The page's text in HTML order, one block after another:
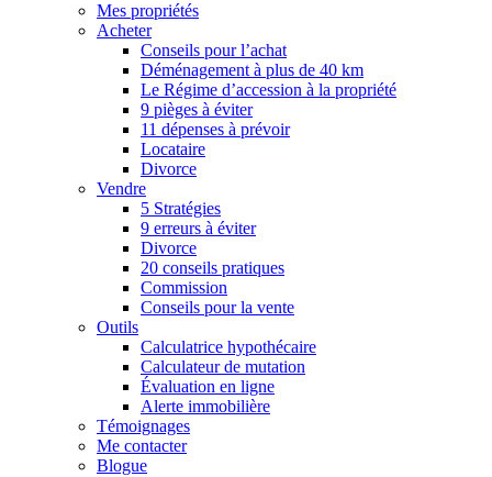
Mes propriétés
Acheter
Conseils pour l’achat
Déménagement à plus de 40 km
Le Régime d’accession à la propriété
9 pièges à éviter
11 dépenses à prévoir
Locataire
Divorce
Vendre
5 Stratégies
9 erreurs à éviter
Divorce
20 conseils pratiques
Commission
Conseils pour la vente
Outils
Calculatrice hypothécaire
Calculateur de mutation
Évaluation en ligne
Alerte immobilière
Témoignages
Me contacter
Blogue